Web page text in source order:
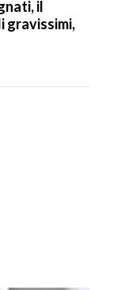
il
gravissimi,